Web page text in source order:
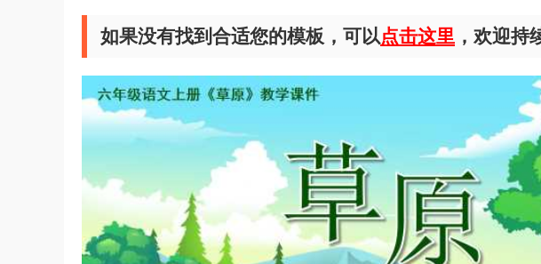
如果没有找到合适您的模板，可以点击这里 ，欢迎持